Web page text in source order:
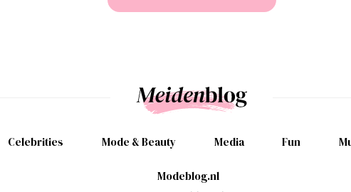
Celebrities Mode & Beauty Media Fun
Modeblog.nl